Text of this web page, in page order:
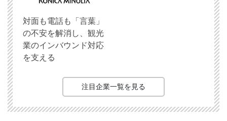
対面も電話も「言葉」
の不安を解消し、観光
業のインバウンド対応
を支える
注目企業一覧を見る